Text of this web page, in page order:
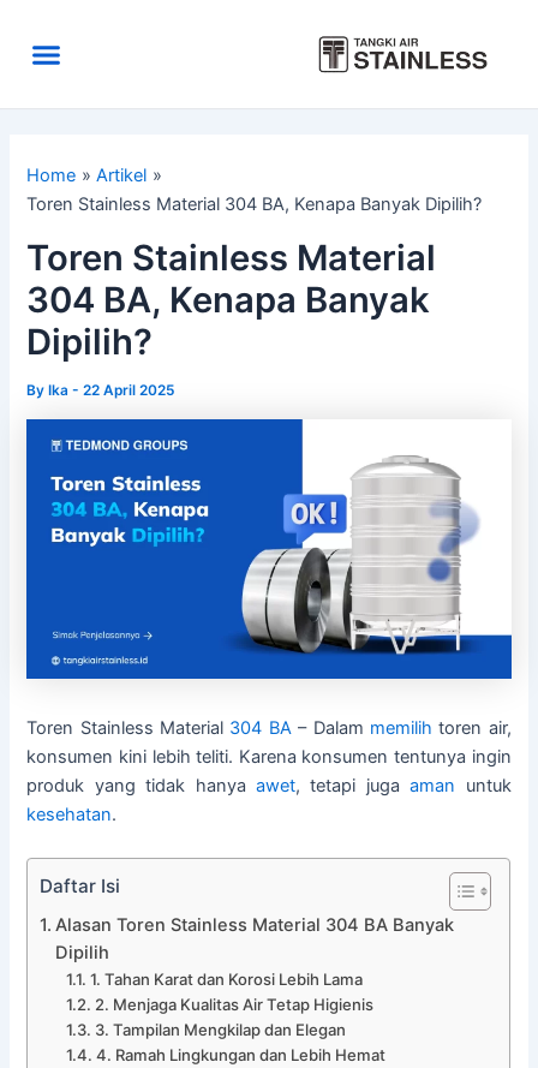
contentMenu
Home
Artikel
Toren Stainless Material 304 BA, Kenapa Banyak Dipilih?
Toren Stainless Material
304 BA, Kenapa Banyak
Dipilih?
ByIka-22 April 2025
Toren Stainless Material 304 BA– Dalam memilih toren air,
konsumen kini lebih teliti. Karena konsumen tentunya ingin
produk yang tidak hanya awet, tetapi jugaaman untuk
kesehatan.
Daftar Isi
Alasan Toren Stainless Material 304 BA Banyak
Dipilih
1. Tahan Karat dan Korosi Lebih Lama
2. Menjaga Kualitas Air Tetap Higienis
3. Tampilan Mengkilap dan Elegan
4. Ramah Lingkungan dan Lebih Hemat